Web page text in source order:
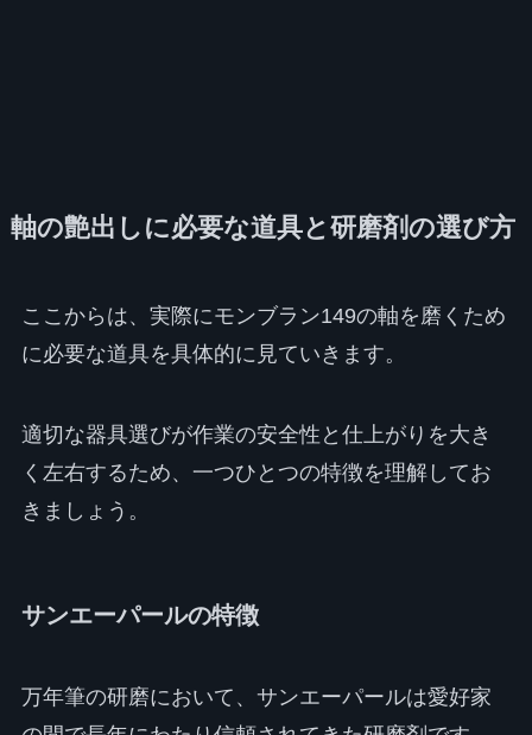
軸の艶出しに必要な道具と研磨剤の選び方
ここからは、実際にモンブラン149の軸を磨くため
に必要な道具を具体的に見ていきます。
適切な器具選びが作業の安全性と仕上がりを大き
く左右するため、一つひとつの特徴を理解してお
きましょう。
サンエーパールの特徴
万年筆の研磨において、サンエーパールは愛好家